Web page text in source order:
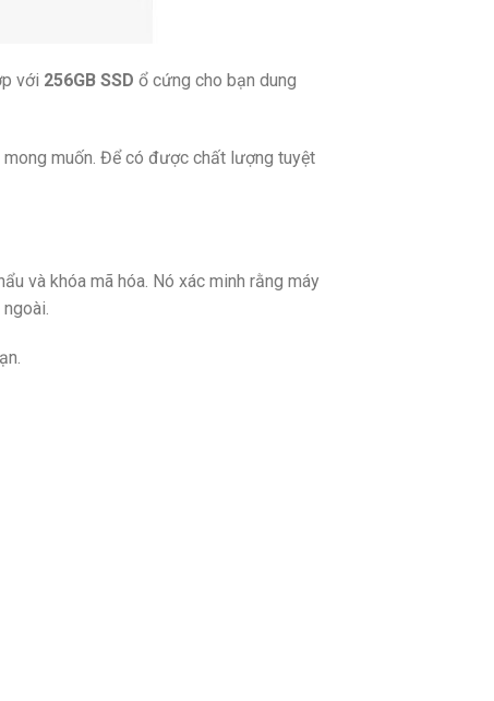
với 256GB SSD ổ cứng cho bạn dung
muốn. Để có được chất lượng tuyệt
và khóa mã hóa. Nó xác minh rằng máy